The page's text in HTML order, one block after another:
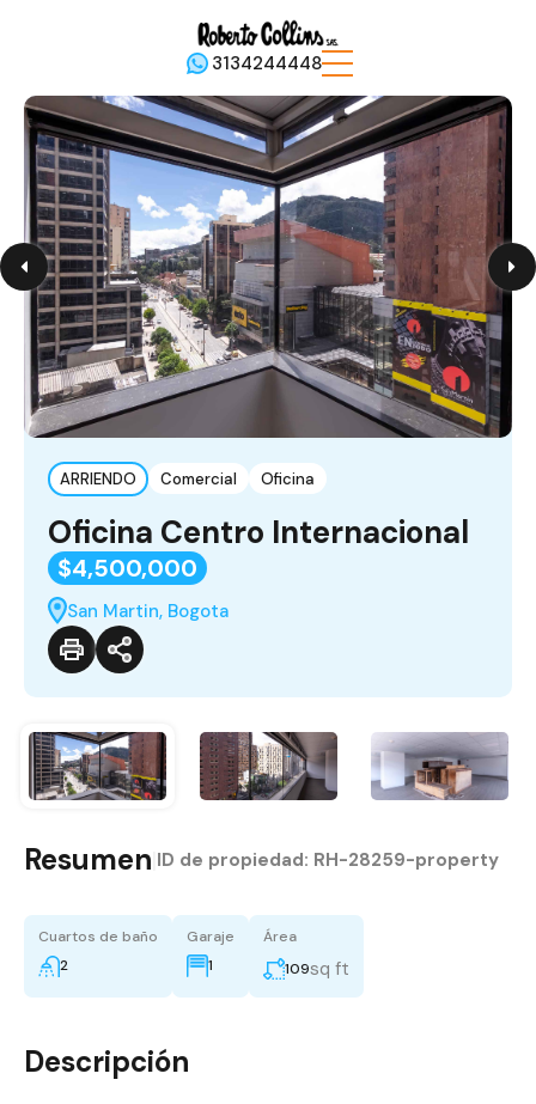
3134244448
ARRIENDO Comercial Oficina
Oficina Centro Internacional
$4,500,000
San Martin, Bogota
Resumen ID de propiedad: RH-28259-property
Cuartos de baño
2
Garaje
1
Área
109sq ft
Descripción